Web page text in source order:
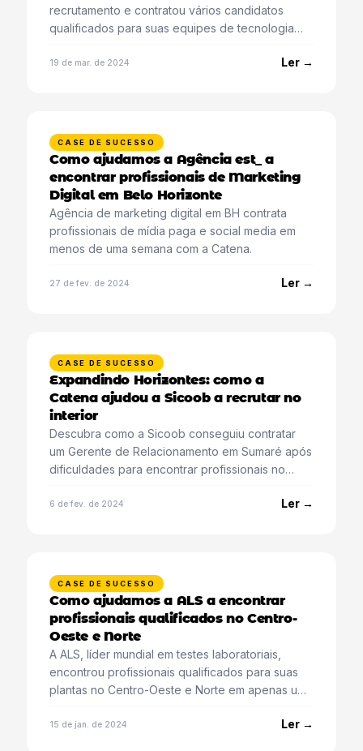
recrutamento e contratou vários candidatos
qualificados para suas equipes de tecnologia
19 de mar. de 2024 Ler →
CASE DE SUCESSO
Como ajudamos a Agência est_ a
encontrar profissionais de Marketing
Digital em Belo Horizonte
Agência de marketing digital em BH contrata
profissionais de mídia paga e social media em
menos de uma semana com a Catena.
27 de fev. de 2024 Ler →
CASE DE SUCESSO
Expandindo Horizontes: como a
Catena ajudou a Sicoob a recrutar no
interior
Descubra como a Sicoob conseguiu contratar
um Gerente de Relacionamento em Sumaré após
dificuldades para encontrar profissionais no
6 de fev. de 2024 Ler →
CASE DE SUCESSO
Como ajudamos a ALS a encontrar
profissionais qualificados no Centro-
Oeste e Norte
A ALS, líder mundial em testes laboratoriais,
encontrou profissionais qualificados para suas
plantas no Centro-Oeste e Norte em apenas um
15 de jan. de 2024 Ler →